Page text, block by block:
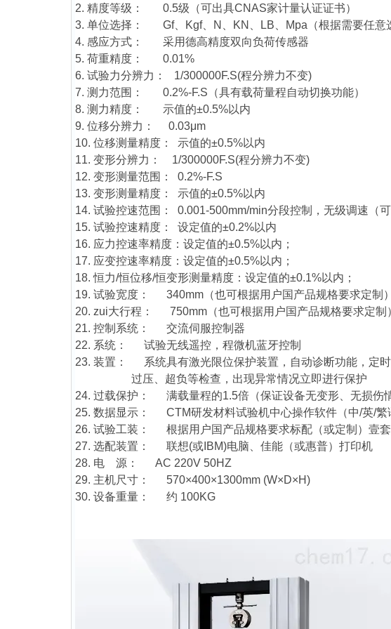
2. 精度等级： 0.5级（可出具CNAS家计量认证证书）
3. 单位选择： Gf、Kgf、N、KN、LB、Mpa（根据需要任意
4. 感应方式： 采用德高精度双向负荷传感器
5. 荷重精度： 0.01%
6. 试验力分辨力： 1/300000F.S(程分辨力不变)
7. 测力范围： 0.2%-F.S（具有载荷量程自动切换功能）
8. 测力精度： 示值的±0.5%以内
9. 位移分辨力： 0.03μm
10. 位移测量精度： 示值的±0.5%以内
11. 变形分辨力： 1/300000F.S(程分辨力不变)
12. 变形测量范围： 0.2%-F.S
13. 变形测量精度： 示值的±0.5%以内
14. 试验控速范围： 0.001-500mm/min分段控制，无级调速（可
15. 试验控速精度： 设定值的±0.2%以内
16. 应力控速率精度：设定值的±0.5%以内；
17. 应变控速率精度：设定值的±0.5%以内；
18. 恒力/恒位移/恒变形测量精度：设定值的±0.1%以内；
19. 试验宽度： 340mm（也可根据用户国产品规格要求定制）
20. zui大行程： 750mm（也可根据用户国产品规格要求定制
21. 控制系统： 交流伺服控制器
22. 系统： 试验无线遥控，程微机蓝牙控制
23. 装置： 系统具有激光限位保护装置，自动诊断功能，定时
过压、超负等检查，出现异常情况立即进行保护
24. 过载保护： 满载量程的1.5倍（保证设备无变形、无损伤
25. 数据显示： CTM研发材料试验机中心操作软件（中/英/繁
26. 试验工装： 根据用户国产品规格要求标配（或定制）壹套
27. 选配装置： 联想(或IBM)电脑、佳能（或惠普）打印机
28. 电 源： AC 220V 50HZ
29. 主机尺寸： 570×400×1300mm (W×D×H)
30. 设备重量： 约 100KG